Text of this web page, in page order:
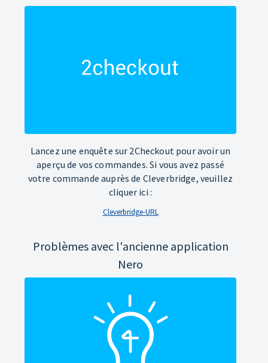
Lancez une enquête sur 2Checkout pour avoir un
aperçu de vos commandes. Si vous avez passé
votre commande auprès de Cleverbridge, veuillez
cliquer ici :
Cleverbridge-URL
Problèmes avec l'ancienne application
Nero